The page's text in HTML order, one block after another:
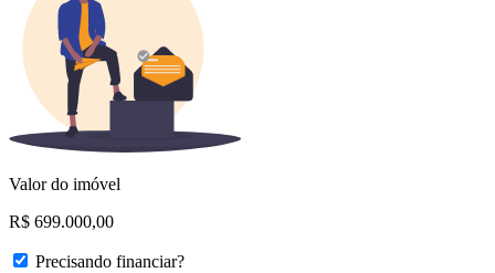
Valor do imóvel
R$ 699.000,00
Precisando financiar?